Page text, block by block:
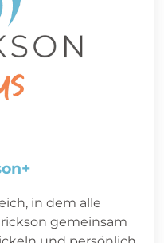
in dem alle
gemeinsam